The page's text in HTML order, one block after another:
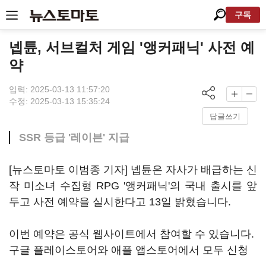
구독
넵튠, 서브컬처 게임 '앵커패닉' 사전 예
약
입력: 2025-03-13 11:57:20
수정: 2025-03-13 15:35:24
답글쓰기
SSR 등급 '레이븐' 지급
[뉴스토마토 이범종 기자] 넵튠은 자사가 배급하는 신
작 미소녀 수집형 RPG '앵커패닉'의 국내 출시를 앞
두고 사전 예약을 실시한다고 13일 밝혔습니다.
이번 예약은 공식 웹사이트에서 참여할 수 있습니다.
구글 플레이스토어와 애플 앱스토어에서 모두 신청